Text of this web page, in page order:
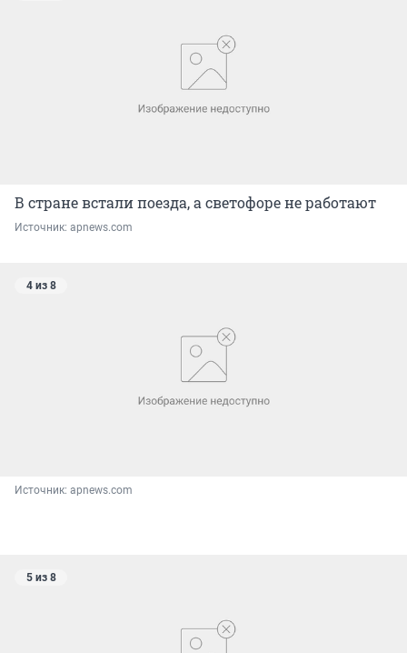
В стране встали поезда, а светофоре не работают
Источник: apnews.com
4 из 8
Источник: apnews.com
5 из 8